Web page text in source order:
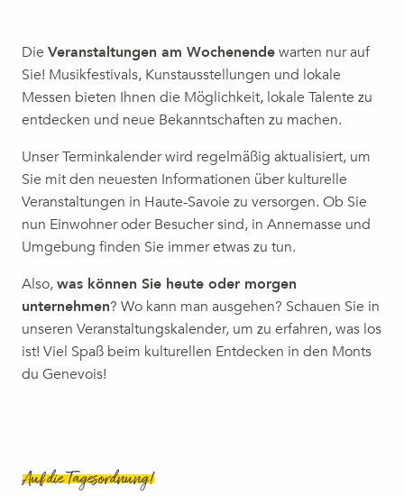
Brunch Society
Soloauftritt | Thierry Lhermitte, „La rencontre“
Ateliers d'écriture et de partage - Exposition "Colette
Zaubervorstellung | The Lary Magic Family, Dani Lary
Le brunch d'Esery
Jazz au Moulin
Das Schulanfangsfest 2026
Concert | Reines & Favorites
Theater | Gisèle Halimi – eine unerschütterliche Freiheit
Die Veranstaltungen am Wochenendewarten nur auf
Sie! Musikfestivals, Kunstausstellungen und lokale
Messen bieten Ihnen die Möglichkeit, lokale Talente zu
entdecken und neue Bekanntschaften zu machen.
Unser Terminkalender wird regelmäßig aktualisiert, um
Sie mit den neuesten Informationen über kulturelle
Veranstaltungen in Haute-Savoie zu versorgen. Ob Sie
nun Einwohner oder Besucher sind, in Annemasse und
Umgebung finden Sie immer etwas zu tun.
Also,was können Sie heute oder morgen
unternehmen? Wo kann man ausgehen? Schauen Sie in
unseren Veranstaltungskalender, um zu erfahren, was los
ist! Viel Spaß beim kulturellen Entdecken in den Monts
du Genevois!
Auf die Tagesordnung!